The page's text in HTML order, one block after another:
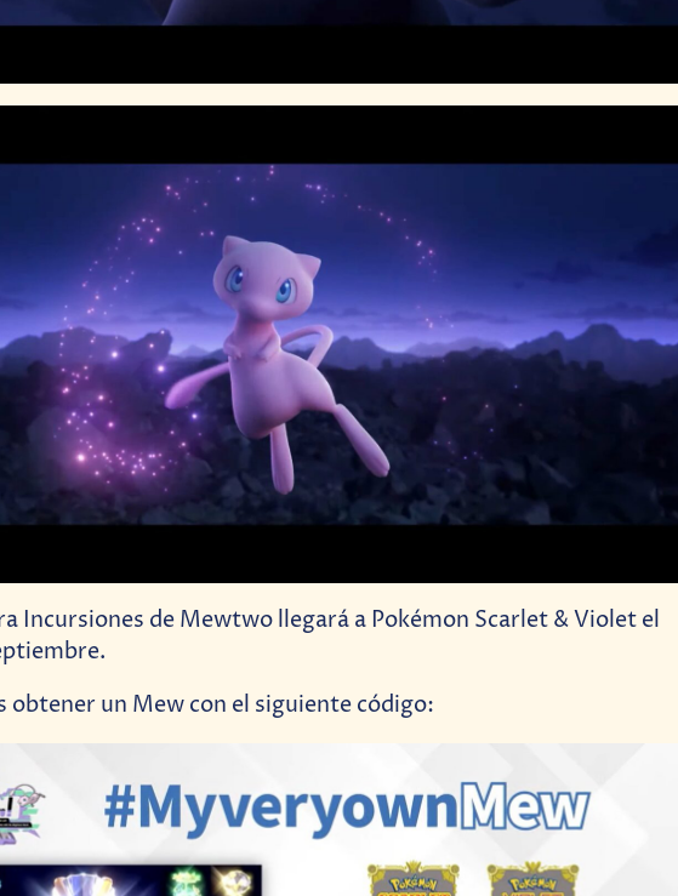
Incursiones de Mewtwo llegará a Pokémon Scarlet & Violet el
obtener un Mew con el siguiente código: